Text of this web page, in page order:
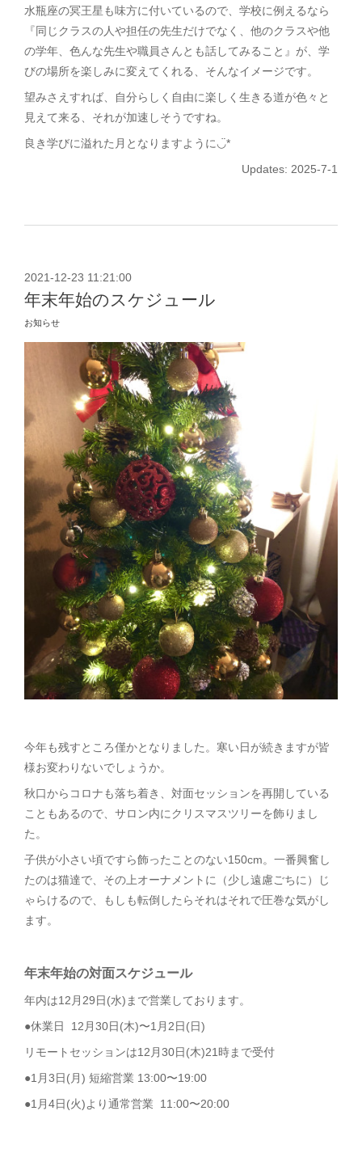
水瓶座の冥王星も味方に付いているので、学校に例えるなら
『同じクラスの人や担任の先生だけでなく、他のクラスや他
の学年、色んな先生や職員さんとも話してみること』が、学
びの場所を楽しみに変えてくれる、そんなイメージです。
望みさえすれば、自分らしく自由に楽しく生きる道が色々と
見えて来る、それが加速しそうですね。
良き学びに溢れた月となりますように◡̈*
Updates: 2025-7-1
2021-12-23 11:21:00
年末年始のスケジュール
お知らせ
今年も残すところ僅かとなりました。寒い日が続きますが皆
様お変わりないでしょうか。
秋口からコロナも落ち着き、対面セッションを再開している
こともあるので、サロン内にクリスマスツリーを飾りまし
た。
子供が小さい頃ですら飾ったことのない150cm。一番興奮し
たのは猫達で、その上オーナメントに（少し遠慮ごちに）じ
ゃらけるので、もしも転倒したらそれはそれで圧巻な気がし
ます。
年末年始の対面スケジュール
年内は12月29日(水)まで営業しております。
●休業日 12月30日(木)〜1月2日(日)
リモートセッションは12月30日(木)21時まで受付
●1月3日(月) 短縮営業 13:00〜19:00
●1月4日(火)より通常営業 11:00〜20:00